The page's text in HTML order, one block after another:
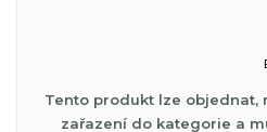
Tento produkt lze objednat,
zařazení do kategorie a